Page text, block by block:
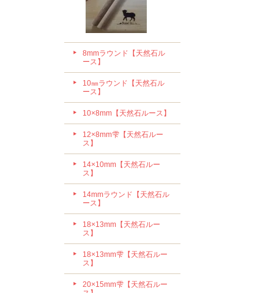
8mmラウンド【天然石ル
ース】
10㎜ラウンド【天然石ル
ース】
10×8mm【天然石ルース】
12×8mm雫【天然石ルー
ス】
14×10mm【天然石ルー
ス】
14mmラウンド【天然石ル
ース】
18×13mm【天然石ルー
ス】
18×13mm雫【天然石ルー
ス】
20×15mm雫【天然石ルー